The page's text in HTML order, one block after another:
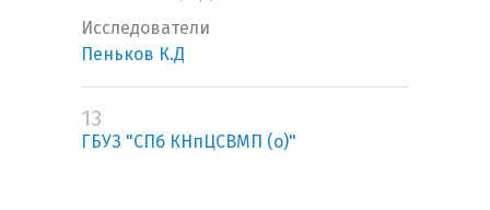
Исследователи
Пеньков К.Д
13
ГБУЗ "СПб КНпЦСВМП (о)"